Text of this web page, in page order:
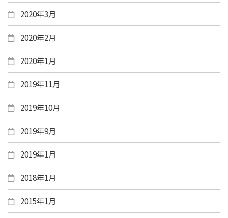
2020年3月
2020年2月
2020年1月
2019年11月
2019年10月
2019年9月
2019年1月
2018年1月
2015年1月